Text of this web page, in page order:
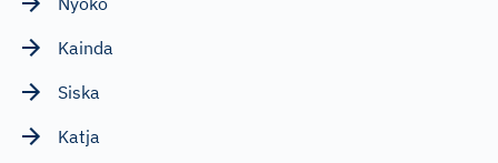
Kainda
Siska
Katja